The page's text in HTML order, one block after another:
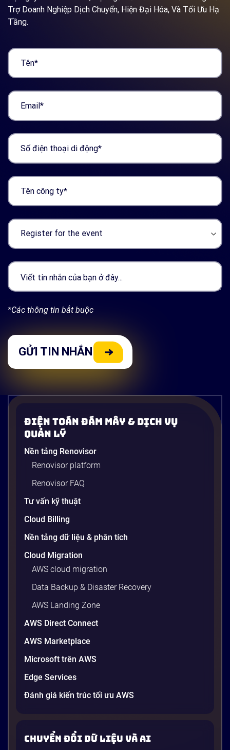
Trợ Doanh Nghiệp Dịch Chuyển, Hiện Đại Hóa, Và Tối Ưu Hạ
Tầng.
*Các thông tin bắt buộc
Điện Toán Đám Mây & Dịch Vụ
Quản Lý
Nền tảng Renovisor
Renovisor platform
Renovisor FAQ
Tư vấn kỹ thuật
Cloud Billing
Nền tảng dữ liệu & phân tích
Cloud Migration
AWS cloud migration
Data Backup & Disaster Recovery
AWS Landing Zone
AWS Direct Connect
AWS Marketplace
Microsoft trên AWS
Edge Services
Đánh giá kiến trúc tối ưu AWS
Chuyển đổi dữ liệu và AI